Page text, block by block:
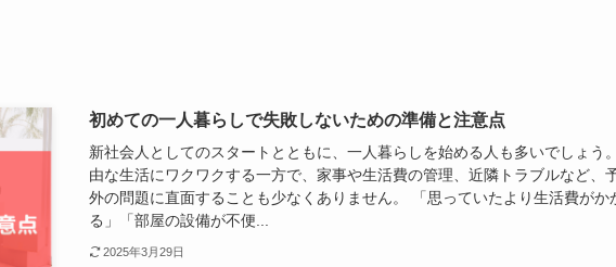
初めての一人暮らしで失敗しないための準備と注意点
新社会人としてのスタートとともに、一人暮らしを始める人も多いでしょう
由な生活にワクワクする一方で、家事や生活費の管理、近隣トラブルなど、
外の問題に直面することも少なくありません。 「思っていたより生活費がか
る」「部屋の設備が不便...
2025年3月29日